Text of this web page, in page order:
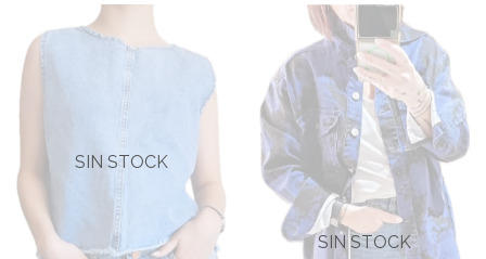
SIN STOCK
SIN STOCK